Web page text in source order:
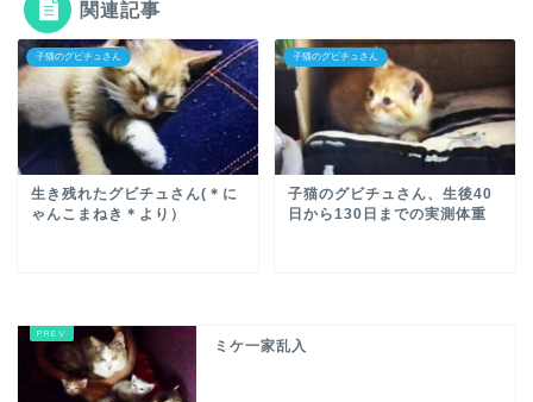
関連記事
子猫のグビチュさん
生き残れたグビチュさん(＊に
ゃんこまねき＊より）
子猫のグビチュさん
子猫のグビチュさん、生後40
日から130日までの実測体重
ミケ一家乱入